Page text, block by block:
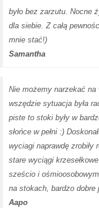
było bez zarzutu. Nocne
dla siebie. Z całą
mnie stać!)
Samantha
Nie możemy narzekać
wszędzie sytuacja była
piste to stoki były w
słońce w pełni :)
wyciagi naprawdę zrobiły
stare wyciągi
sześcio i
na stokach, bardzo dobre
Aapo